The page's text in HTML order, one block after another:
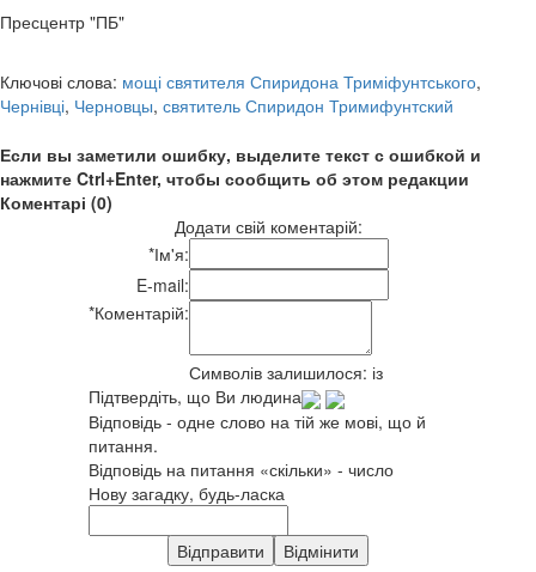
Пресцентр "ПБ"
Ключові слова: мощі святителя Спиридона Триміфунтського,
Чернівці, Черновцы, святитель Спиридон Тримифунтский
Если вы заметили ошибку, выделите текст с ошибкой и
нажмите Ctrl+Enter, чтобы сообщить об этом редакции
Коментарі (0)
Додати свій коментарій:
*Ім'я:
E-mail:
*Коментарій:
Символів залишилося: із
Підтвердіть, що Ви людина
Відповідь - одне слово на тій же мові, що й
питання.
Відповідь на питання «скільки» - число
Нову загадку, будь-ласка